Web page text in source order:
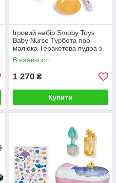
Ігровий набір Smoby Toys
Baby Nurse Турбота про
малюка Теракотова пудра з
сумкою та аксесуарами
7600220505
В наявності
1 270 ₴
Купити